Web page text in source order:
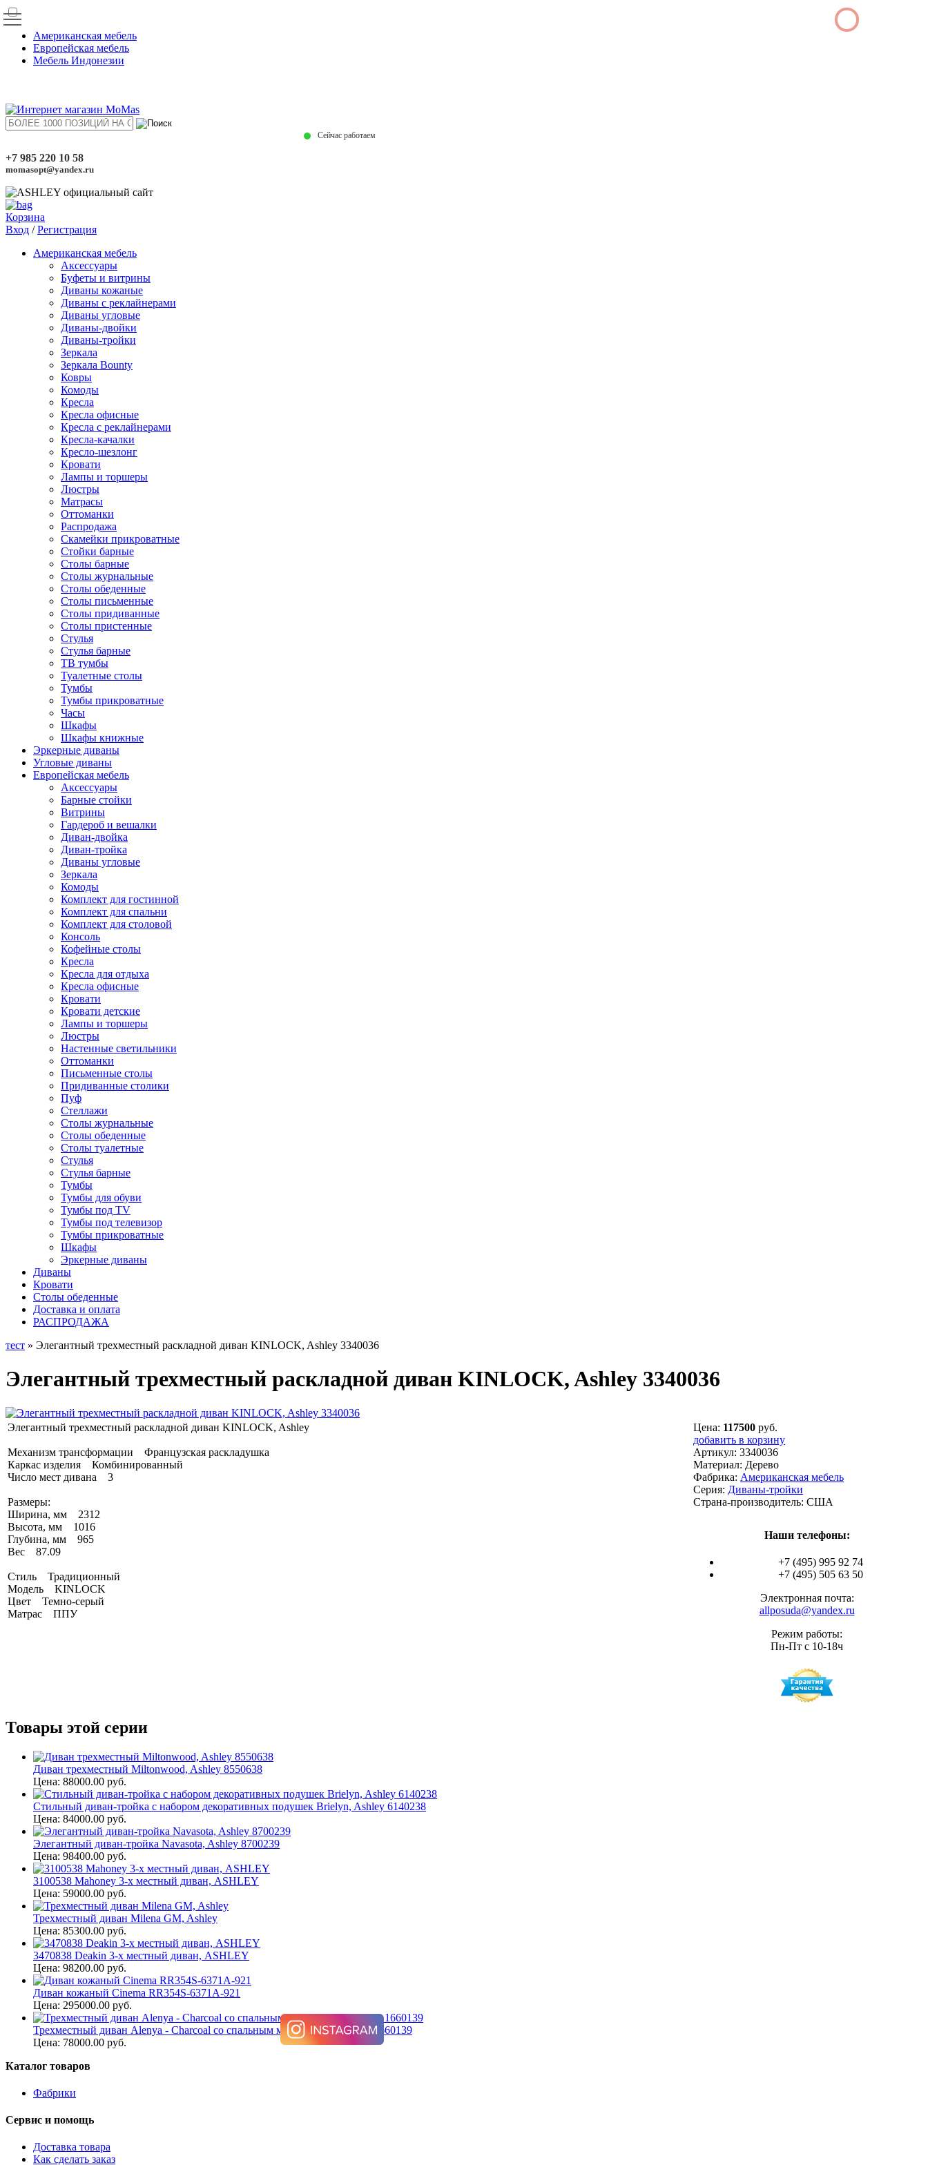
Американская мебель
Европейская мебель
Мебель Индонезии
Сейчас работаем
+7 985 220 10 58
momasopt@yandex.ru
Корзина
Вход /Регистрация
Американская мебель
Аксессуары
Буфеты и витрины
Диваны кожаные
Диваны с реклайнерами
Диваны угловые
Диваны-двойки
Диваны-тройки
Зеркала
Зеркала Bounty
Ковры
Комоды
Кресла
Кресла офисные
Кресла с реклайнерами
Кресла-качалки
Кресло-шезлонг
Кровати
Лампы и торшеры
Люстры
Матрасы
Оттоманки
Распродажа
Скамейки прикроватные
Стойки барные
Столы барные
Столы журнальные
Столы обеденные
Столы письменные
Столы придиванные
Столы пристенные
Стулья
Стулья барные
ТВ тумбы
Туалетные столы
Тумбы
Тумбы прикроватные
Часы
Шкафы
Шкафы книжные
Эркерные диваны
Угловые диваны
Европейская мебель
Аксессуары
Барные стойки
Витрины
Гардероб и вешалки
Диван-двойка
Диван-тройка
Диваны угловые
Зеркала
Комоды
Комплект для гостинной
Комплект для спальни
Комплект для столовой
Консоль
Кофейные столы
Кресла
Кресла для отдыха
Кресла офисные
Кровати
Кровати детские
Лампы и торшеры
Люстры
Настенные светильники
Оттоманки
Письменные столы
Придиванные столики
Пуф
Стеллажи
Столы журнальные
Столы обеденные
Столы туалетные
Стулья
Стулья барные
Тумбы
Тумбы для обуви
Тумбы под TV
Тумбы под телевизор
Тумбы прикроватные
Шкафы
Эркерные диваны
Диваны
Кровати
Столы обеденные
Доставка и оплата
РАСПРОДАЖА
тест » Элегантный трехместный раскладной диван KINLOCK, Ashley 3340036
Элегантный трехместный раскладной диван KINLOCK, Ashley 3340036
Элегантный трехместный раскладной диван KINLOCK, Ashley
Механизм трансформации Французская раскладушка
Каркас изделия Комбинированный
Число мест дивана 3
Размеры:
Ширина, мм 2312
Высота, мм 1016
Глубина, мм 965
Вес 87.09
Стиль Традиционный
Модель KINLOCK
Цвет Темно-серый
Матрас ППУ
Цена: 117500 руб.
добавить в корзину
Артикул: 3340036
Материал: Дерево
Фабрика: Американская мебель
Серия: Диваны-тройки
Страна-производитель: США
Наши телефоны:
+7 (495) 995 92 74
+7 (495) 505 63 50
Электронная почта:
allposuda@yandex.ru
Режим работы:
Пн-Пт с 10-18ч
Товары этой серии
Диван трехместный Miltonwood, Ashley 8550638
Цена: 88000.00 руб.
Стильный диван-тройка с набором декоративных подушек Brielyn, Ashley 6140238
Цена: 84000.00 руб.
Элегантный диван-тройка Navasota, Ashley 8700239
Цена: 98400.00 руб.
3100538 Mahoney 3-х местный диван, ASHLEY
Цена: 59000.00 руб.
Трехместный диван Milena GM, Ashley
Цена: 85300.00 руб.
3470838 Deakin 3-х местный диван, ASHLEY
Цена: 98200.00 руб.
Диван кожаный Cinema RR354S-6371A-921
Цена: 295000.00 руб.
Трехместный диван Alenya - Charcoal со спальным механизмом, Ashley 1660139
Цена: 78000.00 руб.
Каталог товаров
Фабрики
Сервис и помощь
Доставка товара
Как сделать заказ